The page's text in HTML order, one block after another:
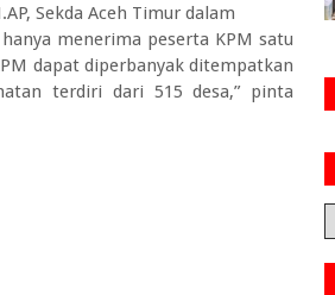
Sekda Aceh Timur dalam
menerima peserta KPM satu
dapat diperbanyak ditempatkan
terdiri dari 515 desa,” pinta